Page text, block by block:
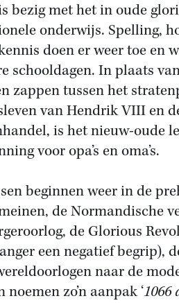
bezig met het in oude
onderwijs. Spelling,
doen er weer toe en
schooldagen. In plaats
zappen tussen het
van Hendrik VIII en
is het nieuw-oude
voor opa’s en oma’s.
beginnen weer in de
de Normandische
de Glorious
een negatief begrip),
naar de
noemen zo’n aanpak ‘1066